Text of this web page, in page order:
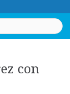
con